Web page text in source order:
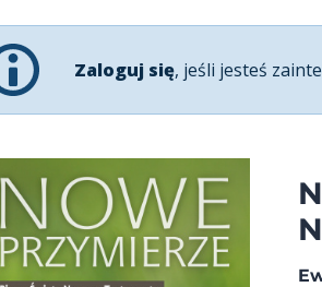
Zaloguj się, jeśli jesteś